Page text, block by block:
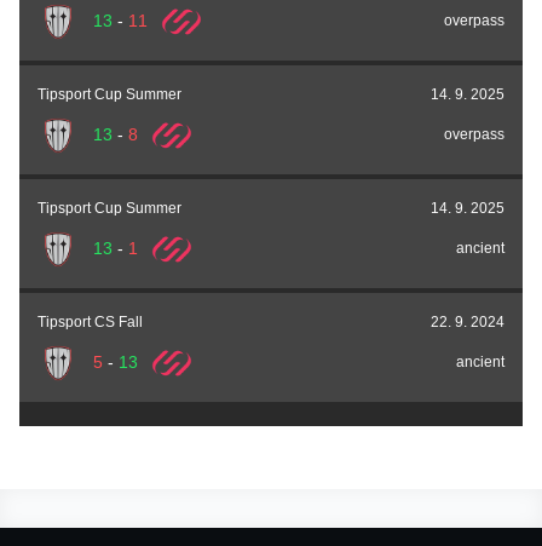
13 - 11 overpass
Tipsport Cup Summer 14. 9. 2025
13 - 8 overpass
Tipsport Cup Summer 14. 9. 2025
13 - 1 ancient
Tipsport CS Fall 22. 9. 2024
5- 13 ancient